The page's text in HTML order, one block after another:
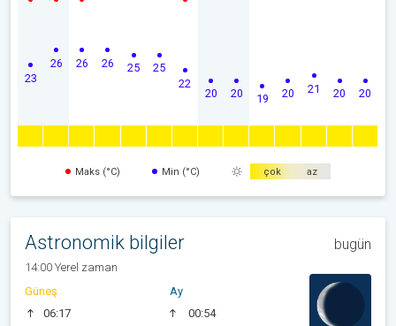
23
26 26 26 25 25
22
20 20 19 20 21 20 20
Maks (°C) Min (°C) çok az
Astronomik bilgiler bugün
14:00 Yerel zaman
Güneş
06:17
Ay
00:54